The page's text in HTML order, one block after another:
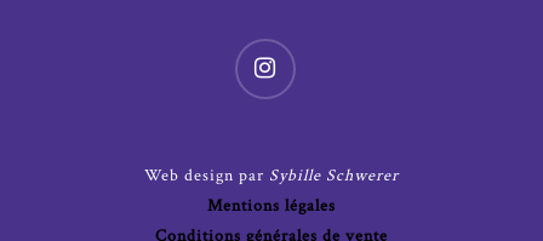
Web design par Sybille Schwerer
Mentions légales
Conditions générales de vente